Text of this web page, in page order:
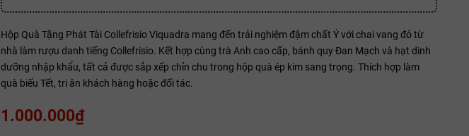
Hộp Quà Tặng Phát Tài Collefrisio Viquadra mang đến trải nghiệm đậm chất Ý với chai vang đỏ từ
nhà làm rượu danh tiếng Collefrisio. Kết hợp cùng trà Anh cao cấp, bánh quy Đan Mạch và hạt dinh
dưỡng nhập khẩu, tất cả được sắp xếp chỉn chu trong hộp quà ép kim sang trọng. Thích hợp làm
quà biếu Tết, tri ân khách hàng hoặc đối tác.
1.000.000₫